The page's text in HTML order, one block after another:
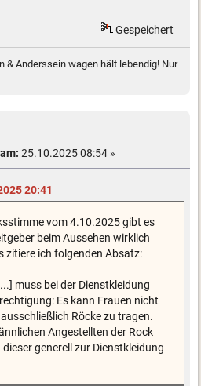
Gespeichert
& Anderssein wagen hält lebendig! Nur
25.10.2025 08:54 »
20:41
vom 4.10.2025 gibt es
beim Aussehen wirklich
zitiere ich folgenden Absatz:
muss bei der Dienstkleidung
Es kann Frauen nicht
Röcke zu tragen.
Angestellten der Rock
generell zur Dienstkleidung